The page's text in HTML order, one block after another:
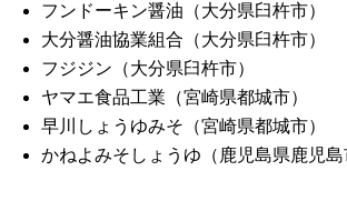
フンドーキン醤油（大分県臼杵市）
大分醤油協業組合（大分県臼杵市）
フジジン（大分県臼杵市）
ヤマエ食品工業（宮崎県都城市）
早川しょうゆみそ（宮崎県都城市）
かねよみそしょうゆ（鹿児島県鹿児島